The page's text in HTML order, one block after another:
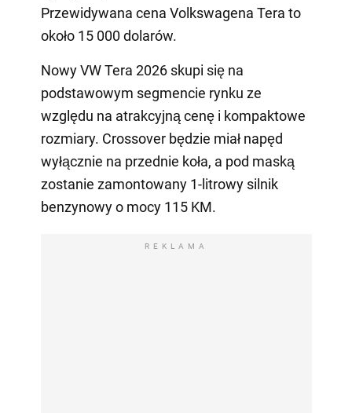
Przewidywana cena Volkswagena Tera to
około 15 000 dolarów.
Nowy VW Tera 2026 skupi się na
podstawowym segmencie rynku ze
względu na atrakcyjną cenę i kompaktowe
rozmiary. Crossover będzie miał napęd
wyłącznie na przednie koła, a pod maską
zostanie zamontowany 1-litrowy silnik
benzynowy o mocy 115 KM.
REKLAMA